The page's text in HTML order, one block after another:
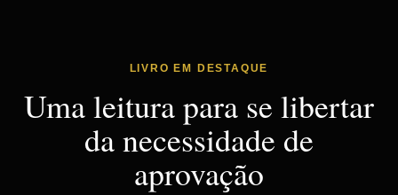
LIVRO EM DESTAQUE
Uma leitura para se libertar
da necessidade de
aprovação